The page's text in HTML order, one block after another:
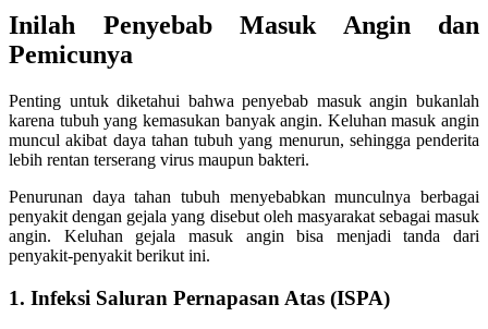
Inilah Penyebab Masuk Angin dan
Pemicunya
Penting untuk diketahui bahwa penyebab masuk angin bukanlah
karena tubuh yang kemasukan banyak angin. Keluhan masuk angin
muncul akibat daya tahan tubuh yang menurun, sehingga penderita
lebih rentan terserang virus maupun bakteri.
Penurunan daya tahan tubuh menyebabkan munculnya berbagai
penyakit dengan gejala yang disebut oleh masyarakat sebagai masuk
angin. Keluhan gejala masuk angin bisa menjadi tanda dari
penyakit-penyakit berikut ini.
1. Infeksi Saluran Pernapasan Atas (ISPA)